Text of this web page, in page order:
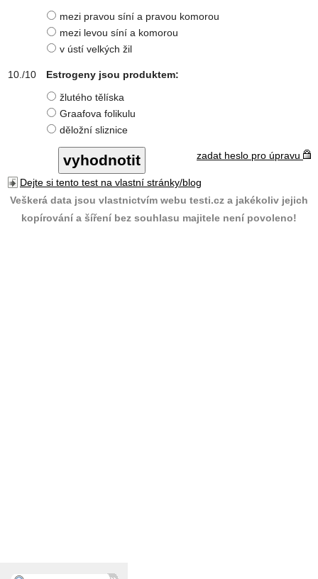
mezi pravou síní a pravou komorou
mezi levou síní a komorou
v ústí velkých žil
Estrogeny jsou produktem:
žlutého tělíska
Graafova folikulu
děložní sliznice
zadat heslo pro úpravu
Dejte si tento test na vlastní stránky/blog
Veškerá data jsou vlastnictvím webu testi.cz a jakékoliv jejich
kopírování a šíření bez souhlasu majitele není povoleno!